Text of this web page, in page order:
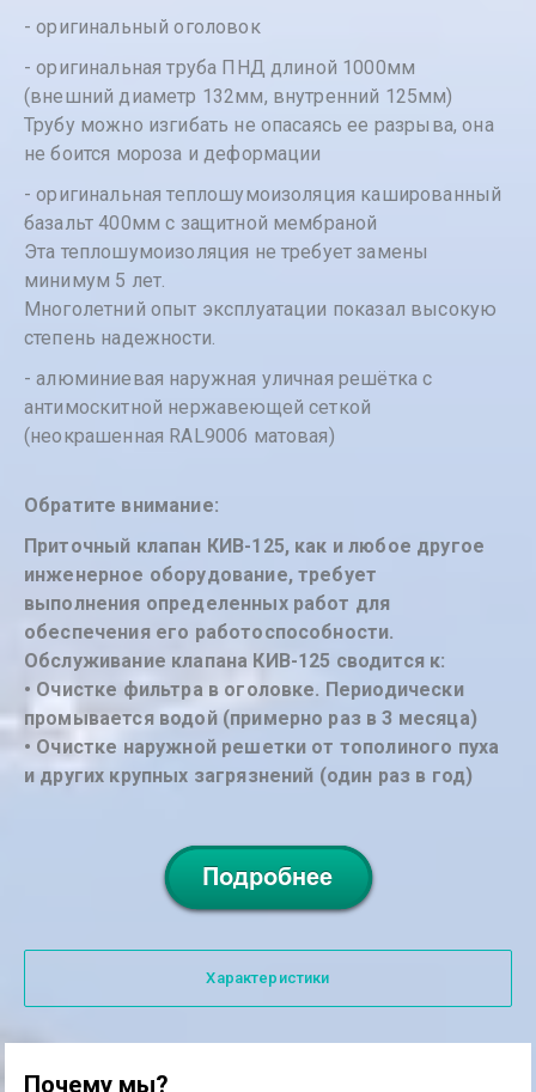
- оригинальный оголовок
- оригинальная труба ПНД длиной 1000мм
(внешний диаметр 132мм, внутренний 125мм)
Трубу можно изгибать не опасаясь ее разрыва, она
не боится мороза и деформации
- оригинальная теплошумоизоляция кашированный
базальт 400мм с защитной мембраной
Эта теплошумоизоляция не требует замены
минимум 5 лет.
Многолетний опыт эксплуатации показал высокую
степень надежности.
- алюминиевая наружная уличная решётка с
антимоскитной нержавеющей сеткой
(неокрашенная RAL9006 матовая)
Обратите внимание:
Приточный клапан КИВ-125, как и любое другое
инженерное оборудование, требует
выполнения определенных работ для
обеспечения его работоспособности.
Обслуживание клапана КИВ-125 сводится к:
• Очистке фильтра в оголовке. Периодически
промывается водой (примерно раз в 3 месяца)
• Очистке наружной решетки от тополиного пуха
и других крупных загрязнений (один раз в год)
Характеристики
Почему мы?